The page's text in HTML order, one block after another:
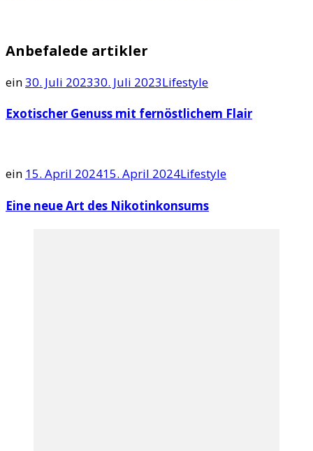
Anbefalede artikler
ein30. Juli 202330. Juli 2023Lifestyle
Exotischer Genuss mit fernöstlichem Flair
ein 15. April 202415. April 2024Lifestyle
Eine neue Art des Nikotinkonsums